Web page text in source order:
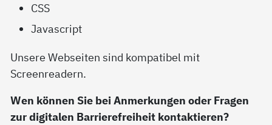
CSS
Javascript
Unsere Webseiten sind kompatibel mit
Screenreadern.
Wen können Sie bei Anmerkungen oder Fragen
zur digitalen Barrierefreiheit kontaktieren?